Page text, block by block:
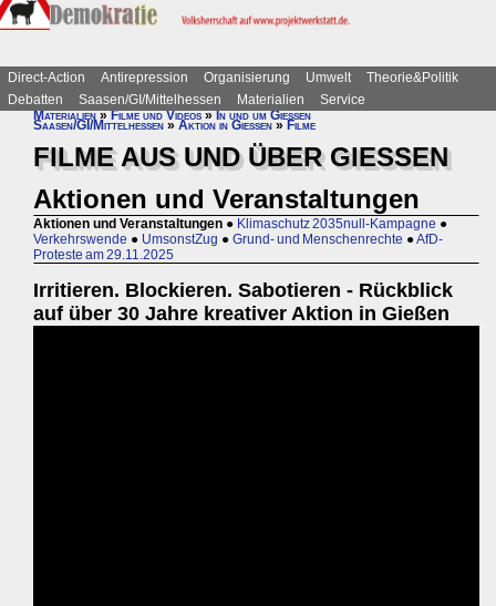
Direct-Action Antirepression Organisierung Umwelt
Theorie&Politik
Debatten
Saasen/GI/Mittelhessen Materialien
Service
Materialien»Filme und Videos»In und um Gießen
Saasen/GI/Mittelhessen » Aktion in Gießen » Filme
FILME AUS UND ÜBER GIESSEN
Aktionen und Veranstaltungen
Aktionen und Veranstaltungen ● Klimaschutz 2035null-Kampagne ●
Verkehrswende ● UmsonstZug ● Grund- und Menschenrechte ●AfD-
Proteste am 29.11.2025
Irritieren. Blockieren. Sabotieren - Rückblick
auf über 30 Jahre kreativer Aktion in Gießen